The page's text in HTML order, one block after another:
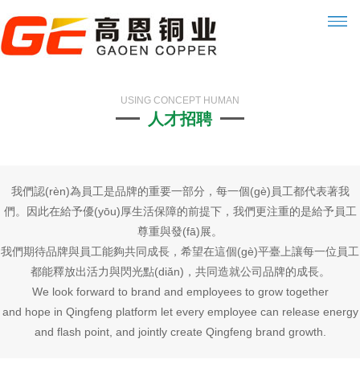
USING CONCEPT HUMAN
人才招聘
我們認(rèn)為員工是品牌的重要一部分，每一個(gè)員工都代表著我
們。因此在給予優(yōu)厚生活保障的前提下，我們更注重的是給予員工
尊重與發(fā)展。
我們期待品牌與員工能夠共同成長，希望在這個(gè)平臺上讓每一位員工
都能釋放出活力與閃光點(diǎn)，共同造就公司品牌的成長。
We look forward to brand and employees to grow together
and hope in Qingfeng platform let every employee can release energy
and flash point, and jointly create Qingfeng brand growth.